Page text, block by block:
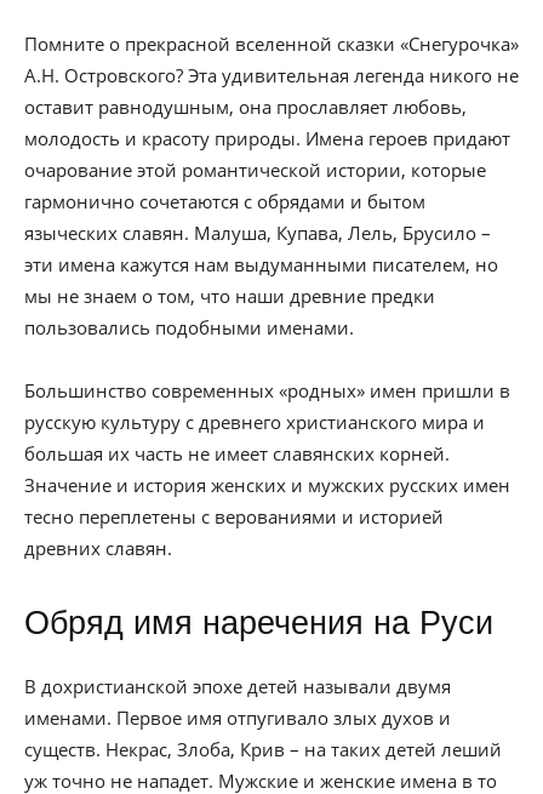
Помните о прекрасной вселенной сказки «Снегурочка»
А.Н. Островского? Эта удивительная легенда никого не
оставит равнодушным, она прославляет любовь,
молодость и красоту природы. Имена героев придают
очарование этой романтической истории, которые
гармонично сочетаются с обрядами и бытом
языческих славян. Малуша, Купава, Лель, Брусило –
эти имена кажутся нам выдуманными писателем, но
мы не знаем о том, что наши древние предки
пользовались подобными именами.
Большинство современных «родных» имен пришли в
русскую культуру с древнего христианского мира и
большая их часть не имеет славянских корней.
Значение и история женских и мужских русских имен
тесно переплетены с верованиями и историей
древних славян.
Обряд имя наречения на Руси
В дохристианской эпохе детей называли двумя
именами. Первое имя отпугивало злых духов и
существ. Некрас, Злоба, Крив – на таких детей леший
уж точно не нападет. Мужские и женские имена в то